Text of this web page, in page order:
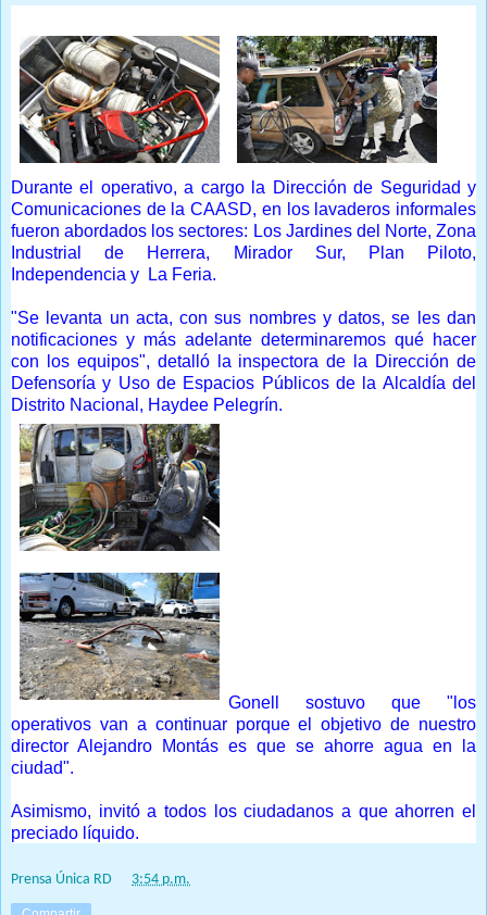
Durante el operativo, a cargo la Dirección de Seguridad y
Comunicaciones de la CAASD, en los lavaderos informales
fueron abordados los sectores: Los Jardines del Norte, Zona
Industrial de Herrera, Mirador Sur, Plan Piloto,
Independencia y La Feria.
"Se levanta un acta, con sus nombres y datos, se les dan
notificaciones y más adelante determinaremos qué hacer
con los equipos", detalló la inspectora de la Dirección de
Defensoría y Uso de Espacios Públicos de la Alcaldía del
Distrito Nacional, Haydee Pelegrín.
Gonell sostuvo que "los
operativos van a continuar porque el objetivo de nuestro
director Alejandro Montás es que se ahorre agua en la
ciudad".
Asimismo, invitó a todos los ciudadanos a que ahorren el
preciado líquido.
Prensa Única RD 3:54 p.m.